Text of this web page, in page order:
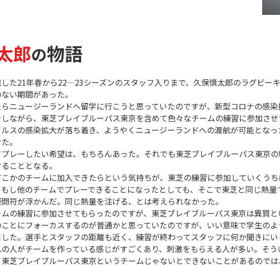
郎の物語
た21年春から22―23シーズンのスタッフ入りまで、久保慎太郎のラグビー
い期間があった。
らニュージーランドへ留学に行こうと思っていたのですが、新型コロナの感
ながら、東芝ブレイブルーパス東京を含めて色々なチームの練習に参加させ
スの感染拡大が落ち着き、ようやくニュージーランドへの渡航が可能とな
。
レーしたい希望は、もちろんあった。それでも東芝ブレイブルーパス東京
こととなる。
こかのチームに加入できたらという気持ちが、東芝の練習に参加していくう
し他のチームでプレーできることになったとしても、そこで東芝と同じ熱
符が浮かんだ。同じ熱量を注げる、とは考えられなかった。
ムの練習に参加させてもらったのですが、東芝ブレイブルーパス東京は異質
とにフォーカスするのが普通かと思っていたのですが、いい意味で学生の
た。選手とスタッフの距離も近く、練習が終わってスタッフに何か聞きに
人がチームを作っている感じがすごくあり、刺激をもらえる人が多い。そ
芝ブレイブルーパス東京というチームじゃないとできないことがあるので